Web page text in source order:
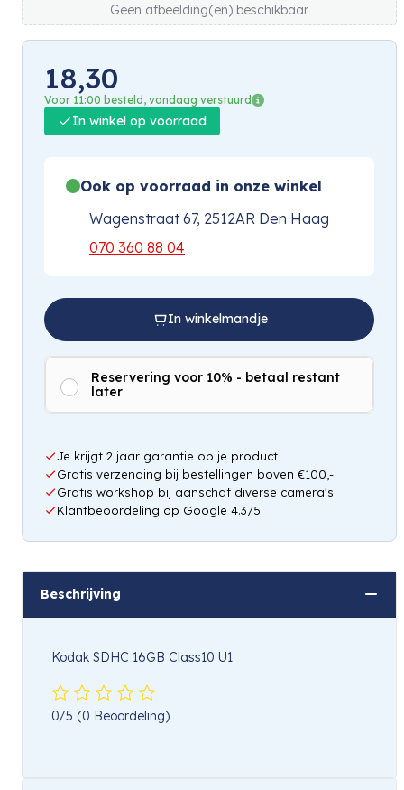
Geen afbeelding(en) beschikbaar
18,30
Voor 11:00 besteld, vandaag verstuurd
In winkel op voorraad
Ook op voorraad in onze winkel
Wagenstraat 67, 2512AR Den Haag
070 360 88 04
In winkelmandje
Reservering voor 10% - betaal restant
later
Je krijgt 2 jaar garantie op je product
Gratis verzending bij bestellingen boven €100,-
Gratis workshop bij aanschaf diverse camera's
Klantbeoordeling op Google 4.3/5
Beschrijving
Kodak SDHC 16GB Class10 U1
0/5 (0 Beoordeling)